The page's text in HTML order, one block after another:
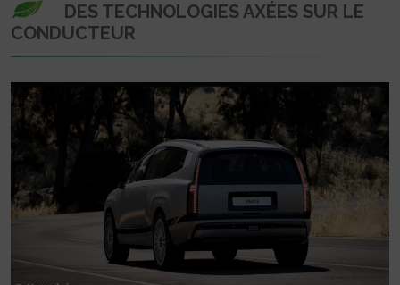
DES TECHNOLOGIES AXÉES SUR LE
CONDUCTEUR